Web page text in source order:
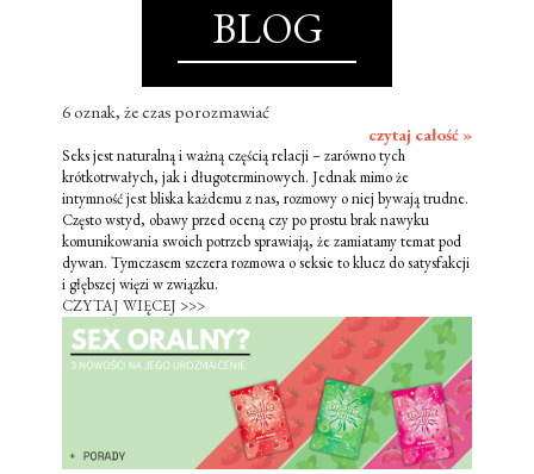
BLOG
6 oznak, że czas porozmawiać
czytaj całość »
Seks jest naturalną i ważną częścią relacji – zarówno tych
krótkotrwałych, jak i długoterminowych. Jednak mimo że
intymność jest bliska każdemu z nas, rozmowy o niej bywają trudne.
Często wstyd, obawy przed oceną czy po prostu brak nawyku
komunikowania swoich potrzeb sprawiają, że zamiatamy temat pod
dywan. Tymczasem szczera rozmowa o seksie to klucz do satysfakcji
i głębszej więzi w związku.
CZYTAJ WIĘCEJ >>>